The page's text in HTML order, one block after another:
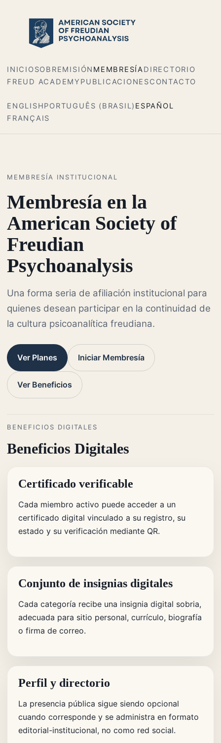
INICIOSOBREMISIÓN MEMBRESÍADIRECTORIO
FREUD ACADEMY PUBLICACIONESCONTACTO
ENGLISHPORTUGUÊS (BRASIL) ESPAÑOL
FRANÇAIS
MEMBRESÍA INSTITUCIONAL
Membresía en la
American Society of
Freudian
Psychoanalysis
Una forma seria de afiliación institucional para
quienes desean participar en la continuidad de
la cultura psicoanalítica freudiana.
Ver Planes Iniciar Membresía
Ver Beneficios
BENEFICIOS DIGITALES
Beneficios Digitales
Certificado verificable
Cada miembro activo puede acceder a un
certificado digital vinculado a su registro, su
estado y su verificación mediante QR.
Conjunto de insignias digitales
Cada categoría recibe una insignia digital sobria,
adecuada para sitio personal, currículo, biografía
o firma de correo.
Perfil y directorio
La presencia pública sigue siendo opcional
cuando corresponde y se administra en formato
editorial-institucional, no como red social.